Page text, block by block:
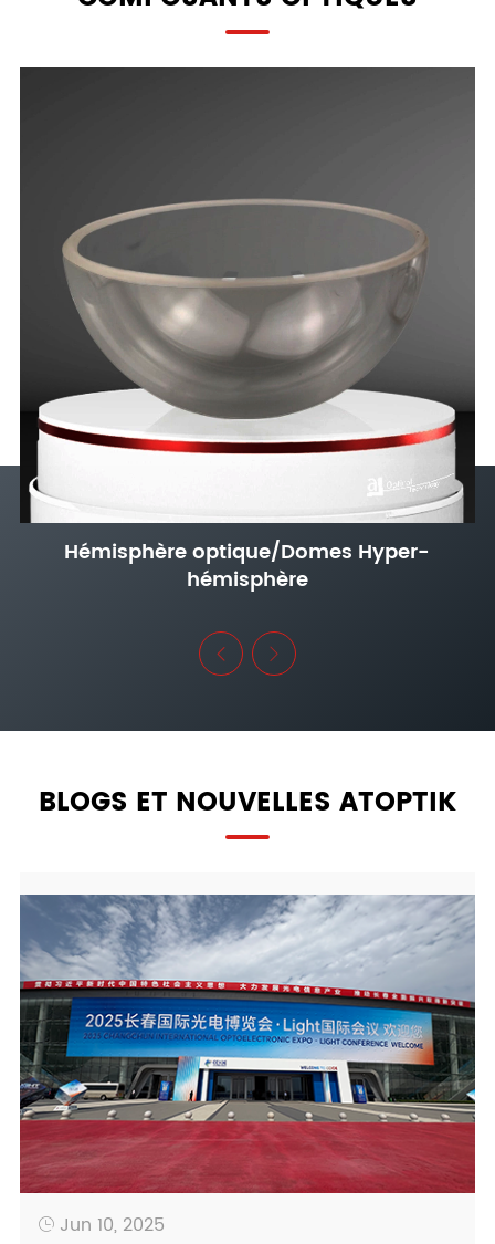
Hémisphère optique/Domes Hyper-
hémisphère
 
BLOGS ET NOUVELLES ATOPTIK
 Jun 10, 2025